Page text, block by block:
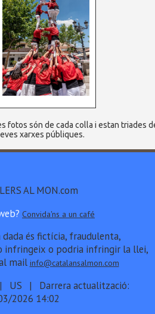
fotos són de cada colla i estan triades
xarxes públiques.
AL MON.com
Convida'ns a un café
dada és fictícia, fraudulenta,
infringeix o podria infringir la llei,
mail info@catalansalmon.com
| Darrera actualització:
2026 14:02